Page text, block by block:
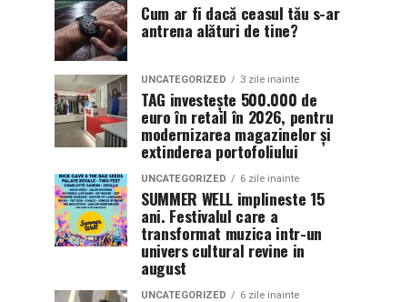
Cum ar fi dacă ceasul tău s-ar
antrena alături de tine?
UNCATEGORIZED 3 zile inainte
TAG investește 500.000 de
euro în retail în 2026, pentru
modernizarea magazinelor și
extinderea portofoliului
UNCATEGORIZED 6 zile inainte
SUMMER WELL implineste 15
ani. Festivalul care a
transformat muzica intr-un
univers cultural revine in
august
UNCATEGORIZED 6 zile inainte